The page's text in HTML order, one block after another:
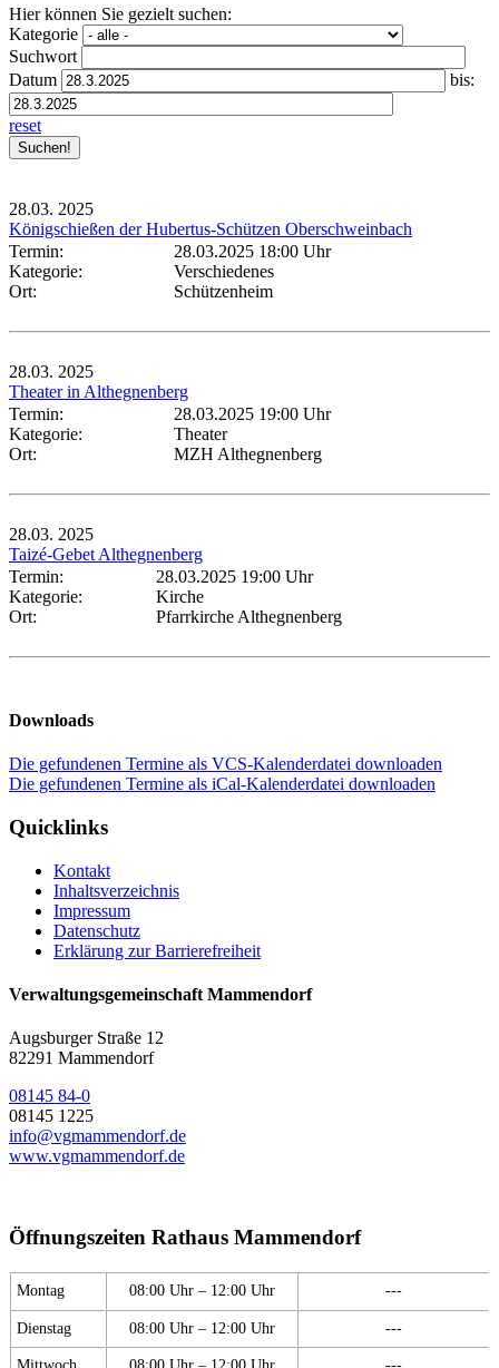
Hier können Sie gezielt suchen:
Kategorie
Suchwort
Datum
bis:
reset
28.03. 2025
Königschießen der Hubertus-Schützen Oberschweinbach
Termin:
28.03.2025 18:00 Uhr
Kategorie:
Verschiedenes
Ort:
Schützenheim
28.03. 2025
Theater in Althegnenberg
Termin:
28.03.2025 19:00 Uhr
Kategorie:
Theater
Ort:
MZH Althegnenberg
28.03. 2025
Taizé-Gebet Althegnenberg
Termin:
28.03.2025 19:00 Uhr
Kategorie:
Kirche
Ort:
Pfarrkirche Althegnenberg
Downloads
Die gefundenen Termine als VCS-Kalenderdatei downloaden
Die gefundenen Termine als iCal-Kalenderdatei downloaden
Quicklinks
Kontakt
Inhaltsverzeichnis
Impressum
Datenschutz
Erklärung zur Barrierefreiheit
Verwaltungsgemeinschaft Mammendorf
Augsburger Straße 12
82291 Mammendorf
08145 84-0
08145 1225
info@vgmammendorf.de
www.vgmammendorf.de
Öffnungszeiten Rathaus Mammendorf
Montag 08:00 Uhr – 12:00 Uhr ---
Dienstag 08:00 Uhr – 12:00 Uhr ---